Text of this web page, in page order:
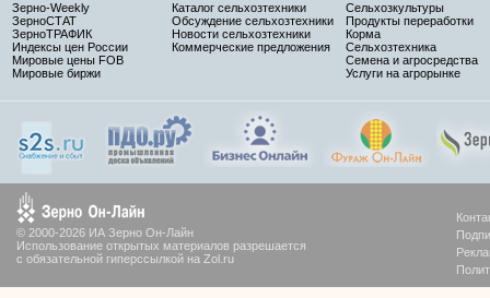
Зерно-Weekly
ЗерноСТАТ
ЗерноТРАФИК
Индексы цен России
Мировые цены FOB
Мировые биржи
Каталог сельхозтехники
Обсуждение сельхозтехники
Новости сельхозтехники
Коммерческие предложения
Сельхозкультуры
Продукты переработки
Корма
Сельхозтехника
Семена и агросредства
Услуги на агрорынке
© 2000-2026 ИА Зерно Он-Лайн
Использование открытых материалов разрешается
с обязательной гиперссылкой на Zol.ru